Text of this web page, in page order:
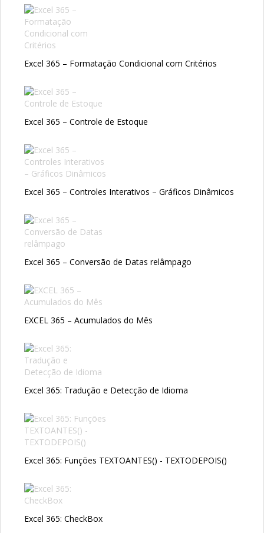
Excel 365 – Formatação Condicional com Critérios
Excel 365 – Controle de Estoque
Excel 365 – Controles Interativos – Gráficos Dinâmicos
Excel 365 – Conversão de Datas relâmpago
EXCEL 365 – Acumulados do Mês
Excel 365: Tradução e Detecção de Idioma
Excel 365: Funções TEXTOANTES() - TEXTODEPOIS()
Excel 365: CheckBox